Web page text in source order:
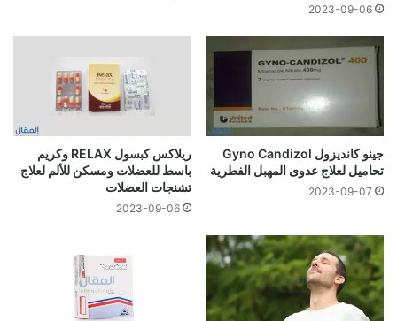
2023-09-06
جينو كانديزول Gyno Candizol
تحاميل لعلاج عدوى المهبل الفطرية
2023-09-07
ريلاكس كبسول RELAX وكريم
باسط للعضلات ومسكن للألم لعلاج
تشنجات العضلات
2023-09-06